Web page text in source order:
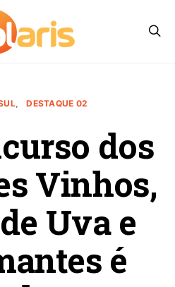
DESTAQUE 02
dos
Vinhos,
Uva e
é